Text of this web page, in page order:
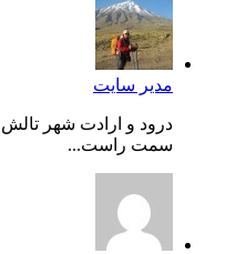
مدیر سایت
درود و ارادت شهر
سمت راست...